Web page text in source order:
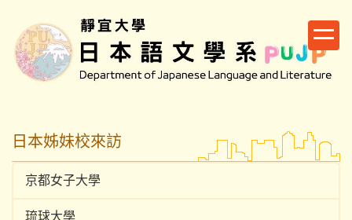
主
要
日本姊妹校來訪
京都女子大學
琉球大學